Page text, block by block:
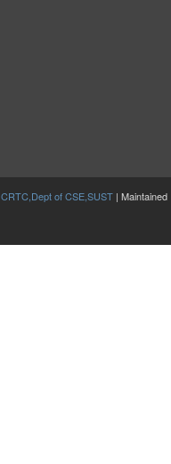
CRTC,Dept of CSE,SUST| Maintained